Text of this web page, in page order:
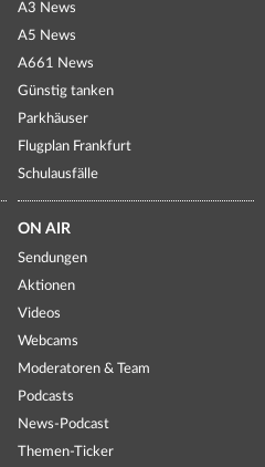
A3 News
A5 News
A661 News
Günstig tanken
Parkhäuser
Flugplan Frankfurt
Schulausfälle
ON AIR
Sendungen
Aktionen
Videos
Webcams
Moderatoren & Team
Podcasts
News-Podcast
Themen-Ticker